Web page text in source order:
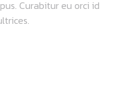
Curabitur eu orci id